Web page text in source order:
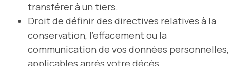
transférer à un tiers.
Droit de définir des directives relatives à la
conservation, l’effacement ou la
communication de vos données personnelles,
applicables après votre décès.